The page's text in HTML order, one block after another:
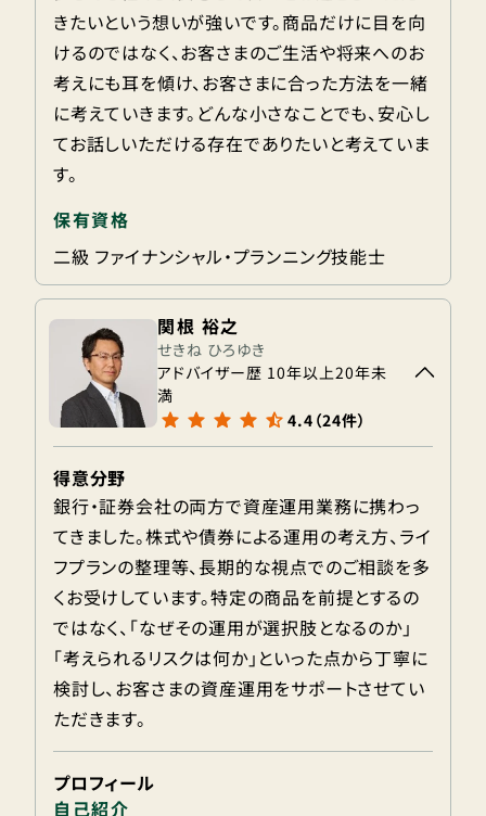
きたいという想いが強いです。商品だけに目を向
けるのではなく、お客さまのご生活や将来へのお
考えにも耳を傾け、お客さまに合った方法を一緒
に考えていきます。どんな小さなことでも、安心し
てお話しいただける存在でありたいと考えていま
す。
保有資格
二級 ファイナンシャル・プランニング技能士
関根 裕之
せきね ひろゆき
アドバイザー歴 10年以上20年未
満
4.4（24件）
得意分野
銀行・証券会社の両方で資産運用業務に携わっ
てきました。株式や債券による運用の考え方、ライ
フプランの整理等、長期的な視点でのご相談を多
くお受けしています。特定の商品を前提とするの
ではなく、「なぜその運用が選択肢となるのか」
「考えられるリスクは何か」といった点から丁寧に
検討し、お客さまの資産運用をサポートさせてい
ただきます。
プロフィール
自己紹介